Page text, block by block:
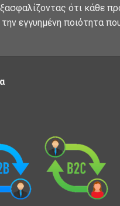
ότι κάθε
εγγυημένη ποιότητα